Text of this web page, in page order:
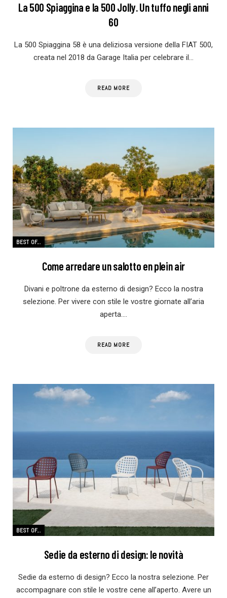
La 500 Spiaggina e la 500 Jolly. Un tuffo negli anni
60
La 500 Spiaggina 58 è una deliziosa versione della FIAT 500,
creata nel 2018 da Garage Italia per celebrare il…
READ MORE
BEST OF...
Come arredare un salotto en plein air
Divani e poltrone da esterno di design? Ecco la nostra
selezione. Per vivere con stile le vostre giornate all’aria
aperta.…
READ MORE
BEST OF...
Sedie da esterno di design: le novità
Sedie da esterno di design? Ecco la nostra selezione. Per
accompagnare con stile le vostre cene all’aperto. Avere un